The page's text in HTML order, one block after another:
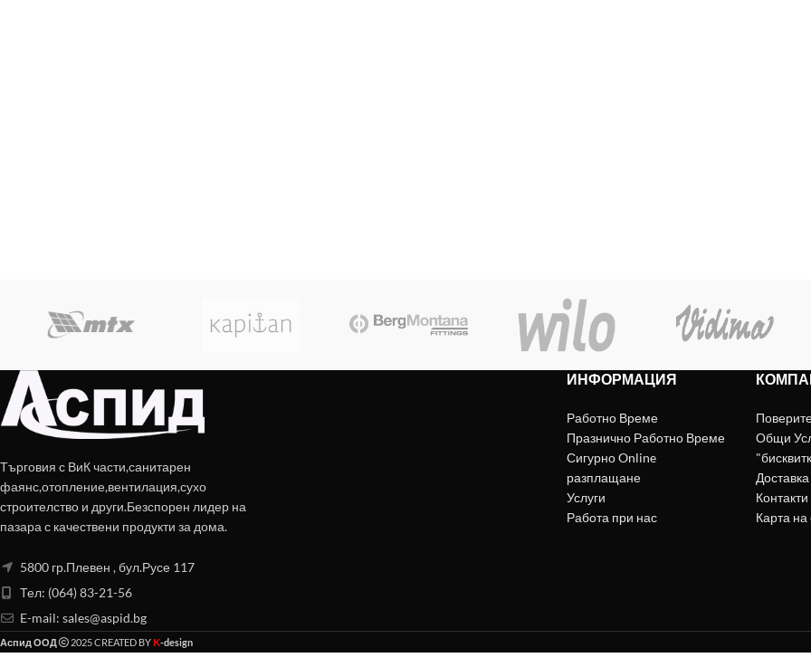
Търговия с ВиК части,санитарен
фаянс,отопление,вентилация,сухо
строителство и други.Безспорен лидер на
пазара с качествени продукти за дома.
5800 гр.Плевен , бул.Русе 117
Тел: (064) 83-21-56
E-mail: sales@aspid.bg
ИНФОРМАЦИЯ
Работно Време
Празнично Работно Време
Сигурно Online
разплащане
Услуги
Работа при нас
Общи
Доставка
Контакти
Карта на
Аспид ООД 2025 CREATED BY K-design